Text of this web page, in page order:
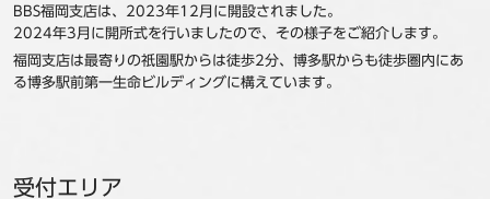
インサイト
コラム
ホワイトペーパー
BBS福岡支店は、2023年12月に開設されました。
2024年3月に開所式を行いましたので、その様子をご紹介します。
福岡支店は最寄りの祇園駅からは徒歩2分、博多駅からも徒歩圏内にあ
る博多駅前第一生命ビルディングに構えています。
受付エリア